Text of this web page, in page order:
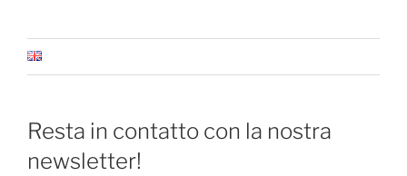
Resta in contatto con la nostra
newsletter!